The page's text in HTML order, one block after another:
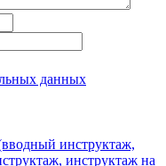
данных